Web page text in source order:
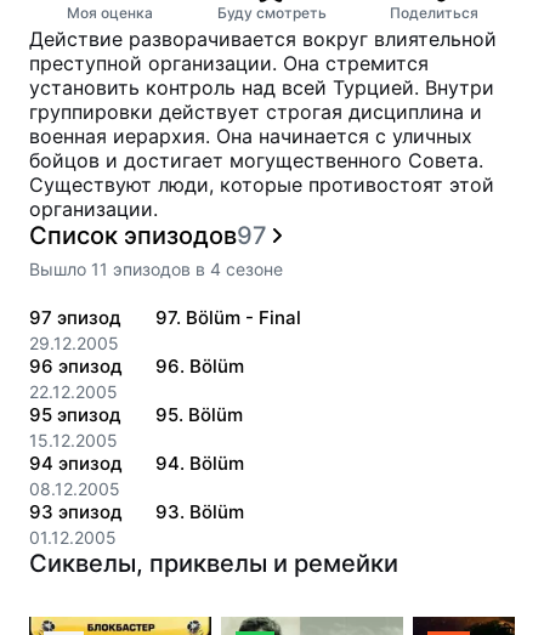
Моя оценка Буду смотреть Поделиться
Действие разворачивается вокруг влиятельной
преступной организации. Она стремится
установить контроль над всей Турцией. Внутри
группировки действует строгая дисциплина и
военная иерархия. Она начинается с уличных
бойцов и достигает могущественного Совета.
Существуют люди, которые противостоят этой
организации.
Список эпизодов97
Вышло 11 эпизодов в 4 сезоне
97 эпизод
29.12.2005
97. Bölüm - Final
96 эпизод
22.12.2005
96. Bölüm
95 эпизод
15.12.2005
95. Bölüm
94 эпизод
08.12.2005
94. Bölüm
93 эпизод
01.12.2005
93. Bölüm
Сиквелы, приквелы и ремейки